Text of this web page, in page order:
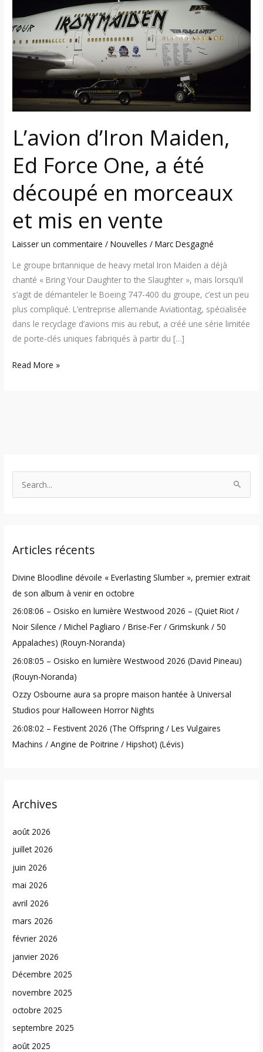
L’avion d’Iron Maiden,
Ed Force One, a été
découpé en morceaux
et mis en vente
Laisser un commentaire /Nouvelles /Marc Desgagné
Le groupe britannique de heavy metal Iron Maiden a déjà
chanté « Bring Your Daughter to the Slaughter », mais lorsqu’il
s’agit de démanteler le Boeing 747-400 du groupe, c’est un peu
plus compliqué. L’entreprise allemande Aviationtag, spécialisée
dans le recyclage d’avions mis au rebut, a créé une série limitée
de porte-clés uniques fabriqués à partir du […]
Force
One,
découpé
morceaux
mis
vente
Read More »
c
f
o
r
:
Articles récents
Divine Bloodline dévoile « Everlasting Slumber », premier extrait
de son album à venir en octobre
26:08:06 – Osisko en lumière Westwood 2026 – (Quiet Riot /
Noir Silence / Michel Pagliaro / Brise-Fer / Grimskunk / 50
Appalaches) (Rouyn-Noranda)
26:08:05 – Osisko en lumière Westwood 2026 (David Pineau)
(Rouyn-Noranda)
Ozzy Osbourne aura sa propre maison hantée à Universal
Studios pour Halloween Horror Nights
26:08:02 – Festivent 2026 (The Offspring / Les Vulgaires
Machins / Angine de Poitrine / Hipshot) (Lévis)
Archives
août 2026
juillet 2026
juin 2026
mai 2026
avril 2026
mars 2026
février 2026
janvier 2026
Décembre 2025
novembre 2025
octobre 2025
septembre 2025
août 2025